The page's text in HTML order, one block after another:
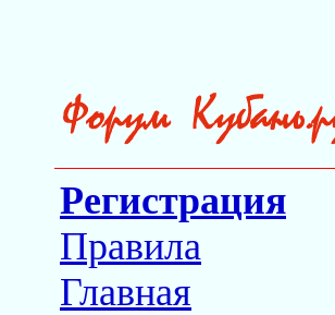
Регистрация
Правила
Главная